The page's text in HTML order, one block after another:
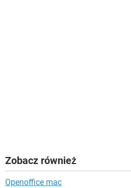
Zobacz również
Openoffice mac